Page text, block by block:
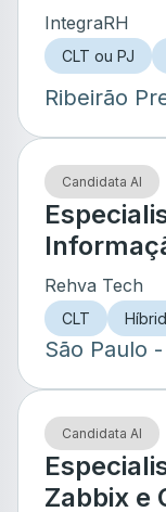
IntegraRH
CLT ou PJ
Ribeirão
Candidata AI
Rehva Tech
CLT
São Paulo
Candidata AI
Zabbix e